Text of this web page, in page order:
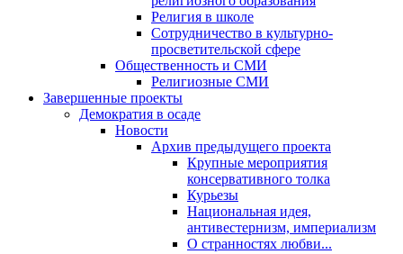
Религия в школе
Сотрудничество в культурно-
просветительской сфере
Общественность и СМИ
Религиозные СМИ
Завершенные проекты
Демократия в осаде
Новости
Архив предыдущего проекта
Крупные мероприятия
консервативного толка
Курьезы
Национальная идея,
антивестернизм, империализм
О странностях любви...